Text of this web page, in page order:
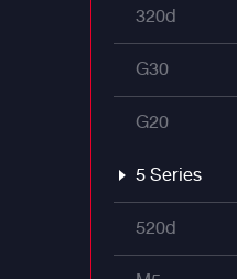
320d
G30
G20
5 Series
520d